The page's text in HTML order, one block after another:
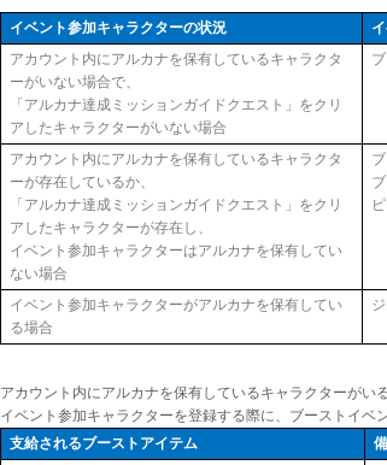
イベント参加キャラクターの状況
アカウント内にアルカナを保有しているキャラクタ
ーがいない場合で、
「アルカナ達成ミッションガイドクエスト」をクリ
アしたキャラクターがいない場合
アカウント内にアルカナを保有しているキャラクタ
ーが存在しているか、
「アルカナ達成ミッションガイドクエスト」をクリ
アしたキャラクターが存在し、
イベント参加キャラクターはアルカナを保有してい
ない場合
イベント参加キャラクターがアルカナを保有してい
る場合
アカウント内にアルカナを保有しているキャラクターがい
イベント参加キャラクターを登録する際に、ブーストイベ
支給されるブーストアイテム